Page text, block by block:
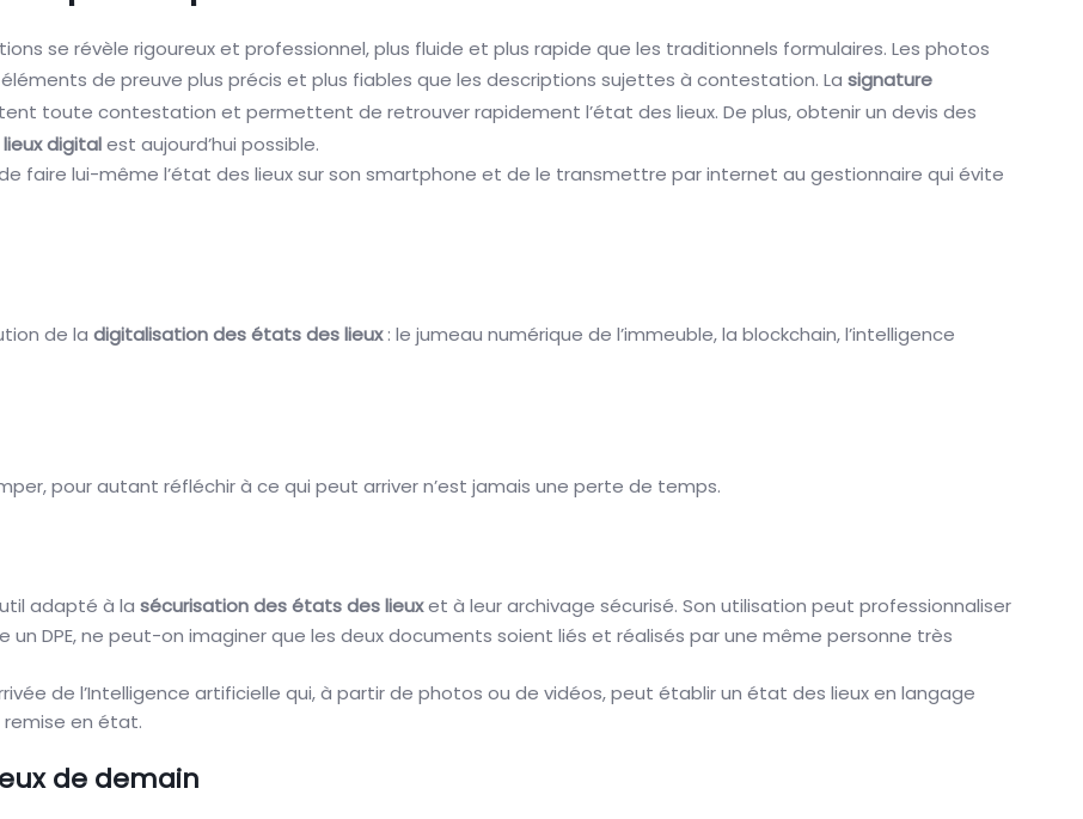
se révèle rigoureux et professionnel, plus fluide et plus rapide que les traditionnels formulaires. Les photos
de preuve plus précis et plus fiables que les descriptions sujettes à contestation. La signature
toute contestation et permettent de retrouver rapidement l’état des lieux. De plus, obtenir un devis des
digitalest aujourd’hui possible.
faire lui-même l’état des lieux sur son smartphone et de le transmettre par internet au gestionnaire qui évite
de la digitalisation des états des lieux: le jumeau numérique de l’immeuble, la blockchain, l’intelligence
pour autant réfléchir à ce qui peut arriver n’est jamais une perte de temps.
adapté à la sécurisation des états des lieuxet à leur archivage sécurisé. Son utilisation peut professionnaliser
DPE, ne peut-on imaginer que les deux documents soient liés et réalisés par une même personne très
de l’Intelligence artificielle qui, à partir de photos ou de vidéos, peut établir un état des lieux en langage
en état.
de demain